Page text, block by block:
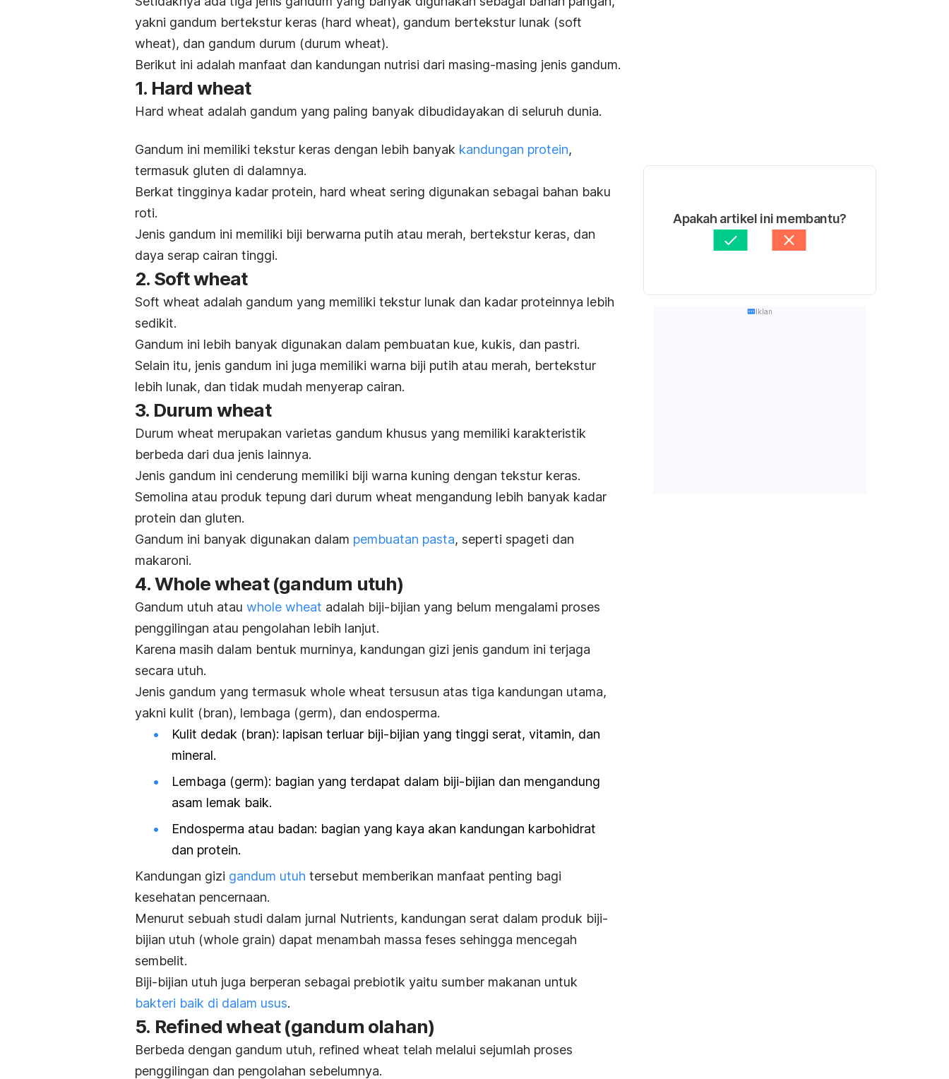
yakni gandum bertekstur keras (hard wheat), gandum bertekstur lunak (soft
wheat), dan gandum durum (durum wheat).
Berikut ini adalah manfaat dan kandungan nutrisi dari masing-masing jenis gandum.
1. Hard wheat
Hard wheat adalah gandum yang paling banyak dibudidayakan di seluruh dunia.
Gandum ini memiliki tekstur keras dengan lebih banyak kandungan protein,
termasuk gluten di dalamnya.
Berkat tingginya kadar protein, hard wheat sering digunakan sebagai bahan baku
roti.
Jenis gandum ini memiliki biji berwarna putih atau merah, bertekstur keras, dan
daya serap cairan tinggi.
2. Soft wheat
Soft wheat adalah gandum yang memiliki tekstur lunak dan kadar proteinnya lebih
sedikit.
Gandum ini lebih banyak digunakan dalam pembuatan kue, kukis, dan pastri.
Selain itu, jenis gandum ini juga memiliki warna biji putih atau merah, bertekstur
lebih lunak, dan tidak mudah menyerap cairan.
3. Durum wheat
Durum wheat merupakan varietas gandum khusus yang memiliki karakteristik
berbeda dari dua jenis lainnya.
Jenis gandum ini cenderung memiliki biji warna kuning dengan tekstur keras.
Semolina atau produk tepung dari durum wheat mengandung lebih banyak kadar
protein dan gluten.
Gandum ini banyak digunakan dalam pembuatan pasta, seperti spageti dan
makaroni.
4.Whole wheat(gandum utuh)
Gandum utuh atau whole wheat adalah biji-bijian yang belum mengalami proses
penggilingan atau pengolahan lebih lanjut.
Karena masih dalam bentuk murninya, kandungan gizi jenis gandum ini terjaga
secara utuh.
Jenis gandum yang termasuk whole wheat tersusun atas tiga kandungan utama,
yakni kulit (bran), lembaga (germ), dan endosperma.
Kulit dedak (bran): lapisan terluar biji-bijian yang tinggi serat, vitamin, dan
mineral.
Lembaga (germ): bagian yang terdapat dalam biji-bijian dan mengandung
asam lemak baik.
Endosperma atau badan: bagian yang kaya akan kandungan karbohidrat
dan protein.
Kandungan gizi gandum utuh tersebut memberikan manfaat penting bagi
kesehatan pencernaan.
Menurut sebuah studi dalam jurnal Nutrients, kandungan serat dalam produk biji-
bijian utuh (whole grain) dapat menambah massa feses sehingga mencegah
sembelit.
Biji-bijian utuh juga berperan sebagai prebiotik yaitu sumber makanan untuk
bakteri baik di dalam usus.
5. Refined wheat(gandum olahan)
Berbeda dengan gandum utuh, refined wheat telah melalui sejumlah proses
penggilingan dan pengolahan sebelumnya.
Apakah artikel ini membantu?
Iklan